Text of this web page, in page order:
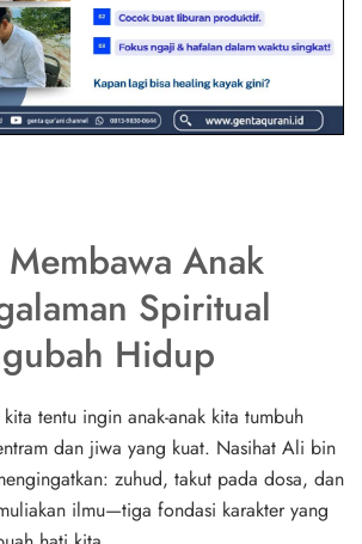
Anak
Spiritual
Hidup
tentu ingin anak-anak kita tumbuh
dan jiwa yang kuat. Nasihat Ali bin
zuhud, takut pada dosa, dan
ilmu—tiga fondasi karakter yang